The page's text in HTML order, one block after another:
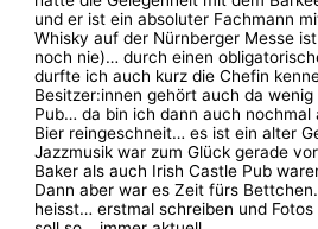
und er ist ein absoluter Fachmann
Whisky auf der Nürnberger Messe
noch nie)… durch einen
durfte ich auch kurz die Chefin
Besitzer:innen gehört auch da
Pub… da bin ich dann auch nochmal
Bier reingeschneit… es ist ein alter
Jazzmusik war zum Glück gerade
Baker als auch Irish Castle Pub
Dann aber war es Zeit fürs
heisst… erstmal schreiben und